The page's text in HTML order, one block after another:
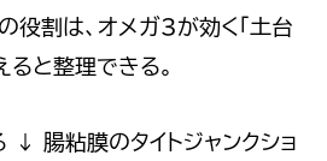
役割は、オメガ3が効く「土台
ると整理できる。
腸粘膜のタイトジャンクショ